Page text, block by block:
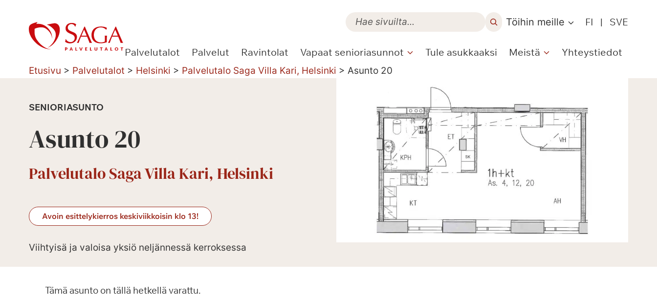
sisältöön
Töihin meille FI | SVE
Palvelutalot Palvelut Ravintolat Vapaat senioriasunnot Tule asukkaaksi Meistä Yhteystiedot
Etusivu > Palvelutalot > Helsinki > Palvelutalo Saga Villa Kari, Helsinki > Asunto 20
SENIORIASUNTO
Asunto 20
Palvelutalo Saga Villa Kari, Helsinki
Avoin esittelykierros keskiviikkoisin klo 13!
Viihtyisä ja valoisa yksiö neljännessä kerroksessa
Tämä asunto on tällä hetkellä varattu.